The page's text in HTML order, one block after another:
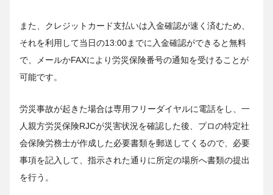
また、クレジットカード支払いは入金確認が速く済むため、
それを利用して当日の13:00までに入金確認ができると無料
で、メールかFAXにより労災保険番号の通知を受けることが
可能です。
労災事故が起きた場合は専用フリーダイヤルに電話をし、一
人親方労災保険RJCが災害状況を確認した後、プロの特定社
会保険労務士が作成した必要書類を郵送してくるので、必要
事項を記入して、指示された通りに所定の場所へ書類の提出
を行う。